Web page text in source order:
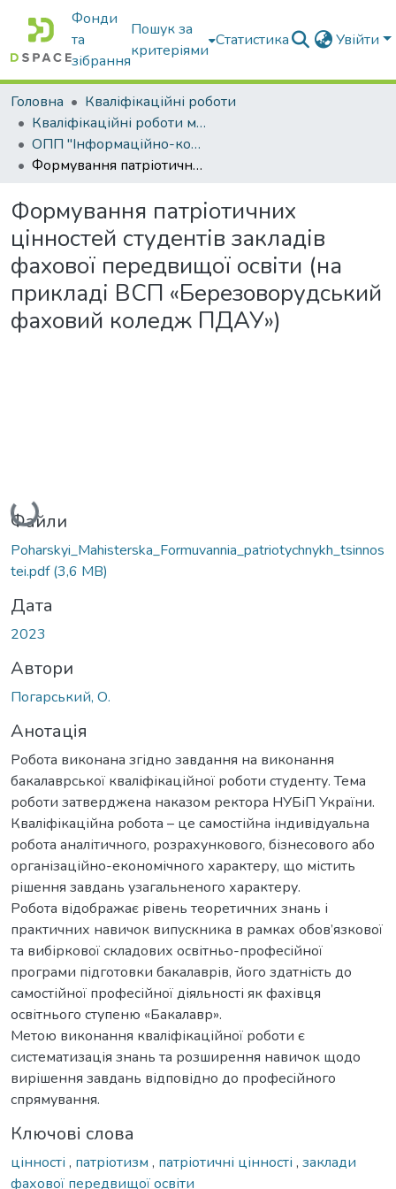
Фонди
та
зібрання
Пошук за
критеріями
Статистика Увійти
Головна
Кваліфікаційні роботи
Кваліфікаційні роботи магістрів
ОПП "Інформаційно-комунікаційні технології в освіті"
Формування патріотичних цінностей студентів закладів фахової передвищої освіти (на прикладі ВСП «Березоворудський фаховий коледж ПДАУ»)
Формування патріотичних
цінностей студентів закладів
фахової передвищої освіти (на
прикладі ВСП «Березоворудський
фаховий коледж ПДАУ»)
Вантажиться...
Файли
Poharskyi_Mahisterska_Formuvannia_patriotychnykh_tsinnos
tei.pdf(3,6 MB)
Дата
2023
Автори
Погарський, О.
Анотація
Робота виконана згідно завдання на виконання
бакалаврської кваліфікаційної роботи студенту. Тема
роботи затверджена наказом ректора НУБіП України.
Кваліфікаційна робота – це самостійна індивідуальна
робота аналітичного, розрахункового, бізнесового або
організаційно-економічного характеру, що містить
рішення завдань узагальненого характеру.
Робота відображає рівень теоретичних знань і
практичних навичок випускника в рамках обов’язкової
та вибіркової складових освітньо-професійної
програми підготовки бакалаврів, його здатність до
самостійної професійної діяльності як фахівця
освітнього ступеню «Бакалавр».
Метою виконання кваліфікаційної роботи є
систематизація знань та розширення навичок щодо
вирішення завдань відповідно до професійного
спрямування.
Ключові слова
цінності , патріотизм , патріотичні цінності , заклади
фахової передвищої освіти